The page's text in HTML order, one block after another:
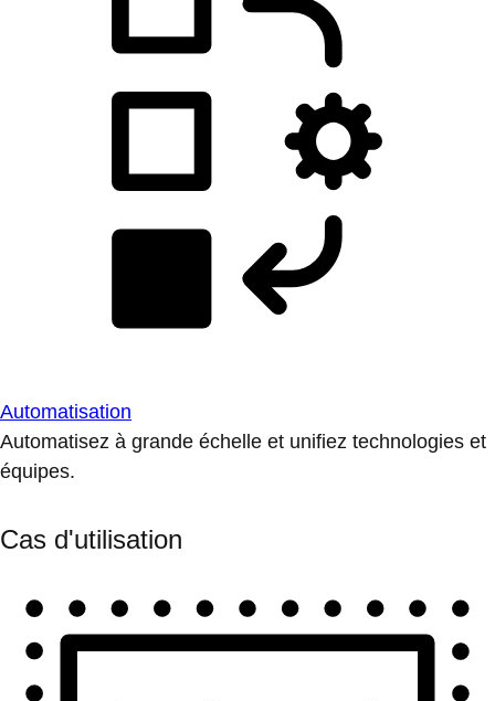
Automatisation
Automatisez à grande échelle et unifiez technologies et
équipes.
Cas d'utilisation